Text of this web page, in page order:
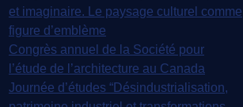
et imaginaire. Le paysage culturel comme
figure d’emblème
Congrès annuel de la Société pour
l’étude de l’architecture au Canada
Journée d’études “Désindustrialisation,